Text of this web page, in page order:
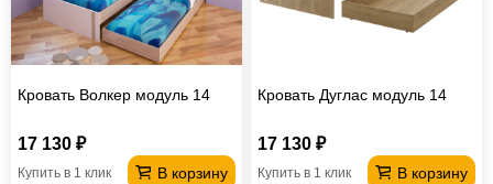
Кровать Волкер модуль 14
17 130 ₽
В корзину
Купить в 1 клик
Кровать Дуглас модуль 14
17 130 ₽
В корзину
Купить в 1 клик